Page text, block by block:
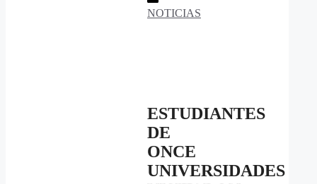
Categorías
NOTICIAS
ESTUDIANTES
DE
ONCE
UNIVERSIDADES